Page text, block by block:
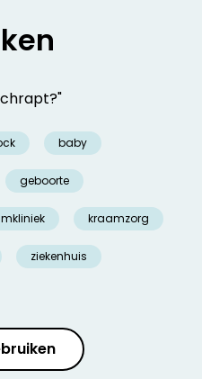
baby
geboorte
kraamzorg
ziekenhuis